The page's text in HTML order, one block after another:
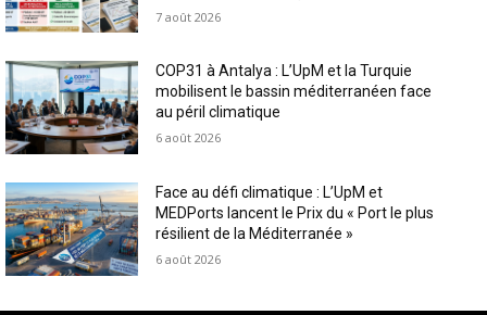
7 août 2026
COP31 à Antalya : L’UpM et la Turquie
mobilisent le bassin méditerranéen face
au péril climatique
6 août 2026
Face au défi climatique : L’UpM et
MEDPorts lancent le Prix du « Port le plus
résilient de la Méditerranée »
6 août 2026